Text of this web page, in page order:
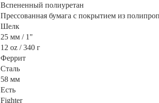
Вспененный полиуретан
Прессованная бумага с покрытием из
Шелк
25 мм / 1"
12 oz / 340 г
Феррит
Сталь
58 мм
Есть
Fighter